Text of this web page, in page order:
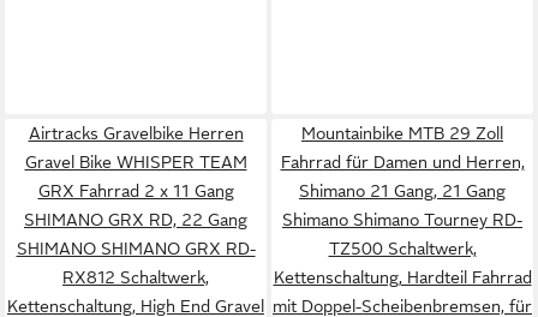
Airtracks Gravelbike Herren
Gravel Bike WHISPER TEAM
GRX Fahrrad 2 x 11 Gang
SHIMANO GRX RD, 22 Gang
SHIMANO SHIMANO GRX RD-
RX812 Schaltwerk,
Kettenschaltung, High End Gravel
Mountainbike MTB 29 Zoll
Fahrrad für Damen und Herren,
Shimano 21 Gang, 21 Gang
Shimano Shimano Tourney RD-
TZ500 Schaltwerk,
Kettenschaltung, Hardteil Fahrrad
mit Doppel-Scheibenbremsen, für